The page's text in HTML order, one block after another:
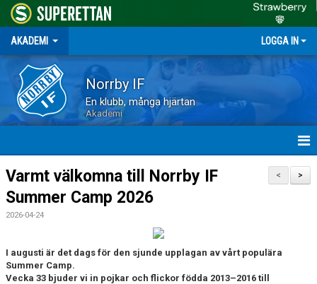
AKADEMI LOGGA IN
Norrby IF
En klubb, många hjärtan
Akademi
HEM
NYHETER
DOKUMENT
>
<
Varmt välkomna till Norrby IF
Summer Camp 2026
2026-04-24
I augusti är det dags för den sjunde upplagan av vårt populära
Summer Camp.
Vecka 33 bjuder vi in pojkar och flickor födda 2013–2016 till